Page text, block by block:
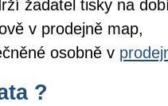
žadatel tisky na
v prodejně map,
osobně v
?